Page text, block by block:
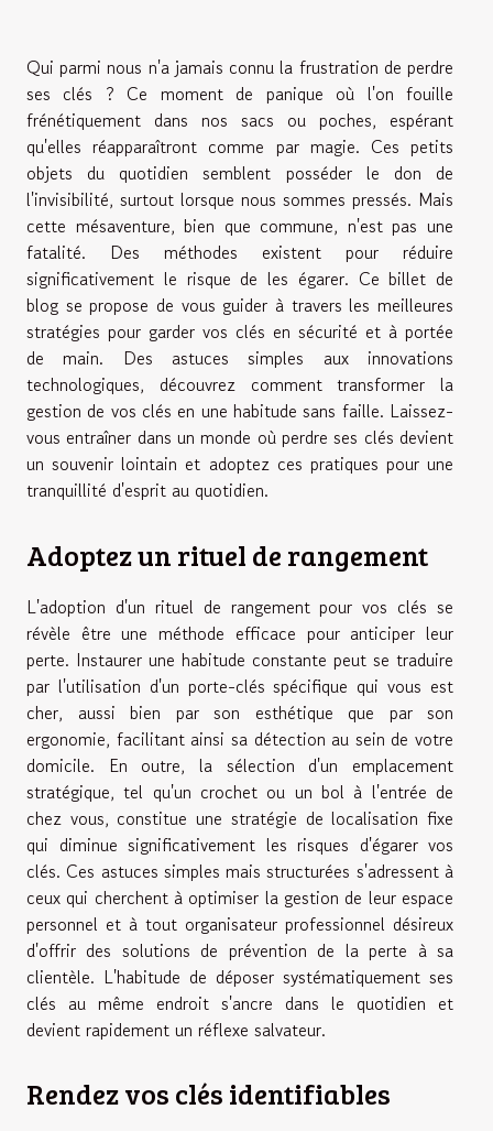
Qui parmi nous n'a jamais connu la frustration de perdre
ses clés ? Ce moment de panique où l'on fouille
frénétiquement dans nos sacs ou poches, espérant
qu'elles réapparaîtront comme par magie. Ces petits
objets du quotidien semblent posséder le don de
l'invisibilité, surtout lorsque nous sommes pressés. Mais
cette mésaventure, bien que commune, n'est pas une
fatalité. Des méthodes existent pour réduire
significativement le risque de les égarer. Ce billet de
blog se propose de vous guider à travers les meilleures
stratégies pour garder vos clés en sécurité et à portée
de main. Des astuces simples aux innovations
technologiques, découvrez comment transformer la
gestion de vos clés en une habitude sans faille. Laissez-
vous entraîner dans un monde où perdre ses clés devient
un souvenir lointain et adoptez ces pratiques pour une
tranquillité d'esprit au quotidien.
Adoptez un rituel de rangement
L'adoption d'un rituel de rangement pour vos clés se
révèle être une méthode efficace pour anticiper leur
perte. Instaurer une habitude constante peut se traduire
par l'utilisation d'un porte-clés spécifique qui vous est
cher, aussi bien par son esthétique que par son
ergonomie, facilitant ainsi sa détection au sein de votre
domicile. En outre, la sélection d'un emplacement
stratégique, tel qu'un crochet ou un bol à l'entrée de
chez vous, constitue une stratégie de localisation fixe
qui diminue significativement les risques d'égarer vos
clés. Ces astuces simples mais structurées s'adressent à
ceux qui cherchent à optimiser la gestion de leur espace
personnel et à tout organisateur professionnel désireux
d'offrir des solutions de prévention de la perte à sa
clientèle. L'habitude de déposer systématiquement ses
clés au même endroit s'ancre dans le quotidien et
devient rapidement un réflexe salvateur.
Rendez vos clés identifiables